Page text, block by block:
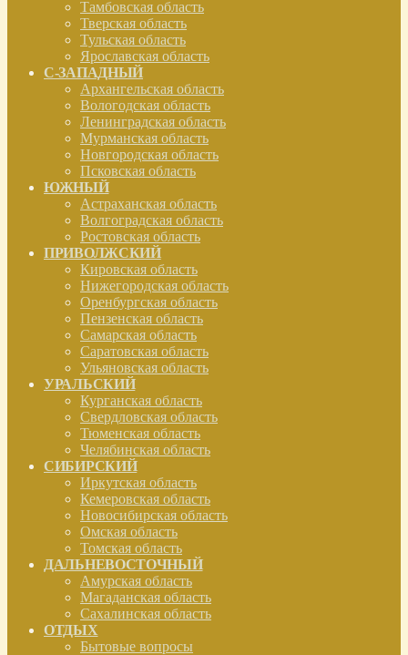
Тамбовская область
Тверская область
Тульская область
Ярославская область
С-ЗАПАДНЫЙ
Архангельская область
Вологодская область
Ленинградская область
Мурманская область
Новгородская область
Псковская область
ЮЖНЫЙ
Астраханская область
Волгоградская область
Ростовская область
ПРИВОЛЖСКИЙ
Кировская область
Нижегородская область
Оренбургская область
Пензенская область
Самарская область
Саратовская область
Ульяновская область
УРАЛЬСКИЙ
Курганская область
Свердловская область
Тюменская область
Челябинская область
СИБИРСКИЙ
Иркутская область
Кемеровская область
Новосибирская область
Омская область
Томская область
ДАЛЬНЕВОСТОЧНЫЙ
Амурская область
Магаданская область
Сахалинская область
ОТДЫХ
Бытовые вопросы